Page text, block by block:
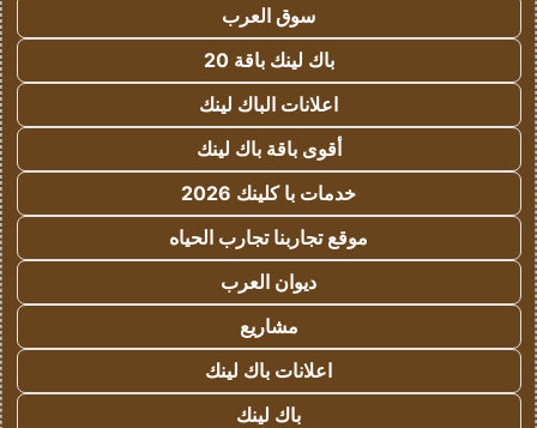
سوق العرب
باك لينك باقة 20
اعلانات الباك لينك
أقوى باقة باك لينك
خدمات با كلينك 2026
موقع تجاربنا تجارب الحياه
ديوان العرب
مشاريع
اعلانات باك لينك
باك لينك